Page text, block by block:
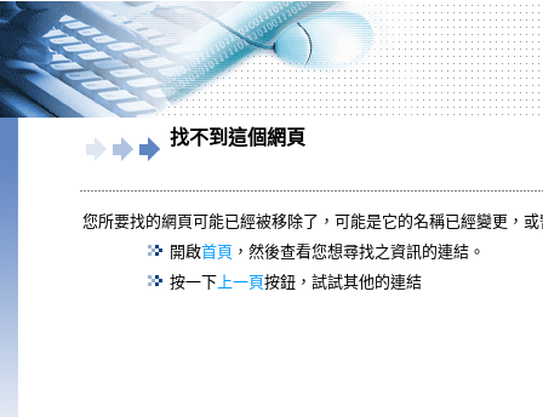
找不到這個網頁
您所要找的網頁可能已經被移除了，可能是它的名稱已經變更，
開啟首頁 ，然後查看您想尋找之資訊的連結。
按一下上一頁按鈕，試試其他的連結